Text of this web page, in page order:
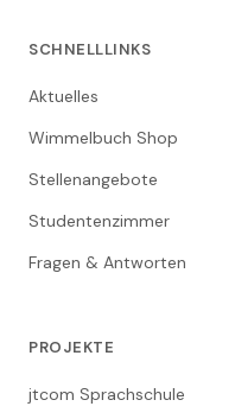
SCHNELLLINKS
Aktuelles
Wimmelbuch Shop
Stellenangebote
Studentenzimmer
Fragen & Antworten
PROJEKTE
jtcom Sprachschule